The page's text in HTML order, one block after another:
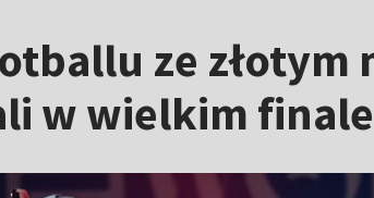
ze
w wielkim